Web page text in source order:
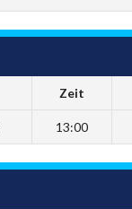
Zeit
13:00